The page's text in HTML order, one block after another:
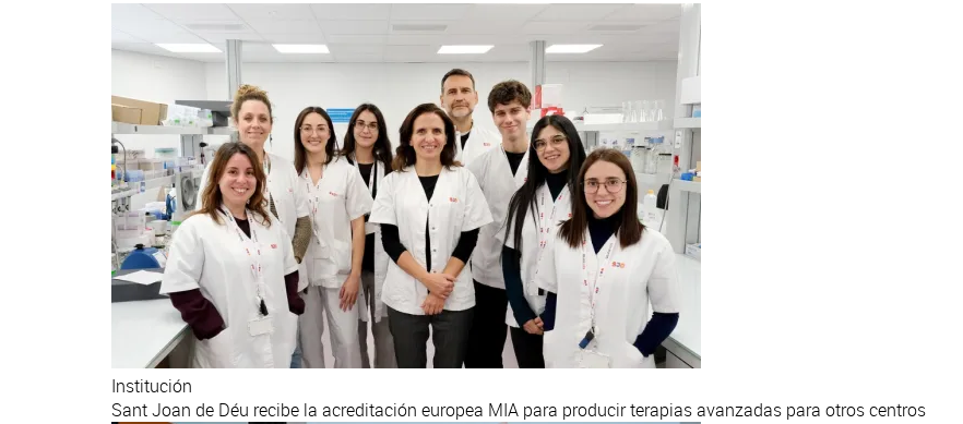
Institución
Sant Joan de Déu recibe la acreditación europea MIA para producir terapias avanzadas para otros centros